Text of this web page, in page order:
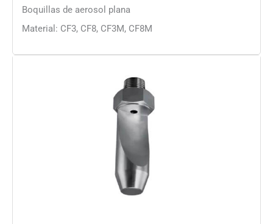
Boquillas de aerosol plana
Material: CF3, CF8, CF3M, CF8M